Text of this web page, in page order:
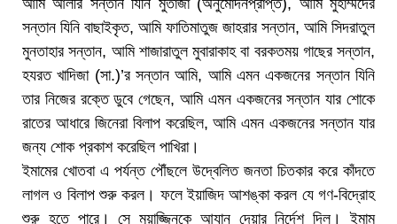
সন্তান যিনি বাছাইকৃত, আমি ফাতিমাতুজ জাহরার সন্তান, আমি সিদরাতুল
মুনতাহার সন্তান, আমি শাজারাতুল মুবারাকাহ বা বরকতময় গাছের সন্তান,
হযরত খাদিজা (সা.)’র সন্তান আমি, আমি এমন একজনের সন্তান যিনি
তার নিজের রক্তে ডুবে গেছেন, আমি এমন একজনের সন্তান যার শোকে
রাতের আধারে জিনেরা বিলাপ করেছিল, আমি এমন একজনের সন্তান যার
জন্য শোক প্রকাশ করেছিল পাখিরা।
ইমামের খোতবা এ পর্যন্ত পৌঁছলে উদ্বেলিত জনতা চিতকার করে কাঁদতে
লাগল ও বিলাপ শুরু করল। ফলে ইয়াজিদ আশঙ্কা করল যে গণ-বিদ্রোহ
শুরু হতে পারে। সে মুয়াজ্জিনকে আযান দেয়ার নির্দেশ দিল। ইমাম